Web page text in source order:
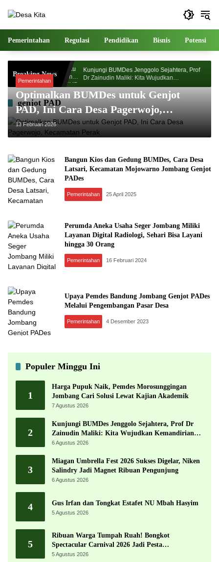
Pemerintahan Regulasi Pendidikan Bisnis Potensi
Breaking News
Akademik
Kunjungi BUMDes Jenggolo Sejahtera, Prof
Dr Zainudin Maliki: Kita Wujudkan
Kemandirian Ekonomi dengan Potensi Desa
genjot PAD
Pemerintahan
Optimalkan BUMDes untuk Genjot
PAD, Ini Cara Desa Pagerwojo,
Kecamatan Perak
13 Februari 2026
Bangun Kios dan Gedung BUMDes, Cara Desa
Latsari, Kecamatan Mojowarno Jombang Genjot
PADes
Pemerintahan 25 April 2025
Perumda Aneka Usaha Seger Jombang Miliki
Layanan Digital Radiologi, Sehari Bisa Layani
hingga 30 Orang
Pemerintahan 16 Februari 2024
Upaya Pemdes Bandung Jombang Genjot PADes
Melalui Pengembangan Pasar Desa
Pemerintahan 4 Desember 2023
Populer Minggu Ini
1
Harga Pupuk Naik, Pemdes Morosunggingan
Jombang Cari Solusi Lewat Kajian Akademik
7 Agustus 2026
2
Kunjungi BUMDes Jenggolo Sejahtera, Prof Dr
Zainudin Maliki: Kita Wujudkan Kemandirian
Ekonomi dengan Potensi Desa
6 Agustus 2026
3
Miagan Umbrella Fest 2026 Sukses Digelar, Niken
Salindry Jadi Magnet Ribuan Pengunjung
6 Agustus 2026
4 Gus Irfan dan Tongkat Estafet NU Mbah Hasyim
5 Agustus 2026
5
Ribuan Warga Tumpah Ruah! Bongkot
Spectacular Carnival 2026 Jadi Pesta
Kemerdekaan Terbesar di Peterongan
5 Agustus 2026